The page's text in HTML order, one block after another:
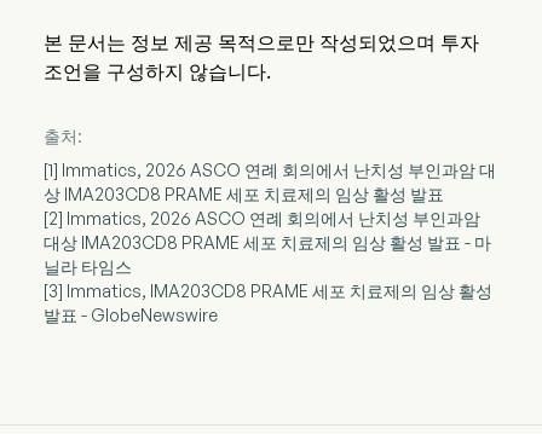
본 문서는 정보 제공 목적으로만 작성되었으며 투자
조언을 구성하지 않습니다.
출처:
[1] Immatics, 2026 ASCO 연례 회의에서 난치성 부인과암 대
상 IMA203CD8 PRAME 세포 치료제의 임상 활성 발표
[2] Immatics, 2026 ASCO 연례 회의에서 난치성 부인과암
대상 IMA203CD8 PRAME 세포 치료제의 임상 활성 발표 - 마
닐라 타임스
[3] Immatics, IMA203CD8 PRAME 세포 치료제의 임상 활성
발표 - GlobeNewswire